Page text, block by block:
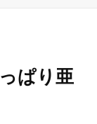
ぱり亜